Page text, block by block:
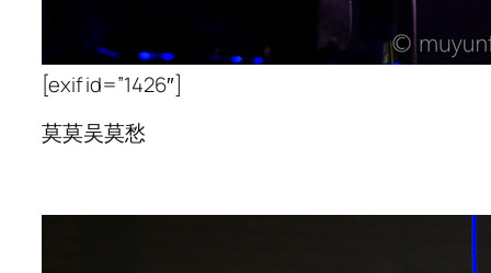
[exif id=”1426″]
莫莫吴莫愁